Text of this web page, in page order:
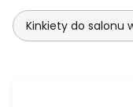
Kinkiety do salonu